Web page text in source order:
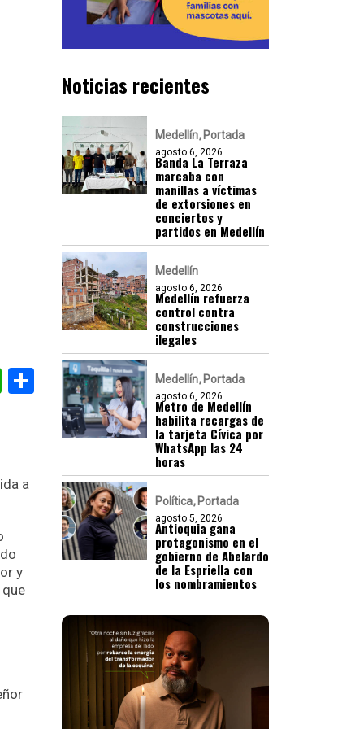
WhatsApp
Compartir
a
y
Noticias recientes
Medellín Portada
agosto 6, 2026
Banda La Terraza
marcaba con
manillas a víctimas
de extorsiones en
conciertos y
partidos en Medellín
Medellín
agosto 6, 2026
Medellín refuerza
control contra
construcciones
ilegales
Medellín Portada
agosto 6, 2026
Metro de Medellín
habilita recargas de
la tarjeta Cívica por
WhatsApp las 24
horas
Política Portada
agosto 5, 2026
Antioquia gana
protagonismo en el
gobierno de Abelardo
de la Espriella con
los nombramientos